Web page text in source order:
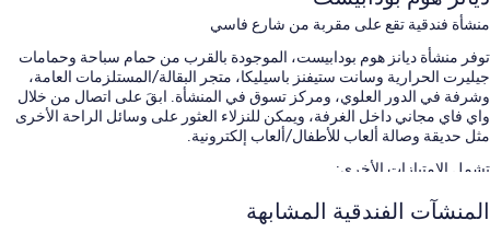
منشأة فندقية تقع على مقربة من شارع فاسي
توفر منشأة ديانز هوم بودابيست، الموجودة بالقرب من حمام سباحة وحمامات
جيليرت الحرارية وسانت ستيفنز باسيليكا، متجر البقالة/المستلزمات العامة،
وشرفة في الدور العلوي، ومركز تسوق في المنشأة. ابقَ على اتصال من خلال
واي فاي مجاني داخل الغرفة، ويمكن للنزلاء العثور على وسائل الراحة الأخرى
مثل حديقة وصالة ألعاب للأطفال/ألعاب إلكترونية.
تشمل الامتيازات الأخرى:
فطور كونتينينتال (برسوم إضافية)، والدراجات المخصصة للإيجار، وحافلة
للتوصيل من وإلى المطار (بتكلفة إضافية)
المنشآت الفندقية المشابهة